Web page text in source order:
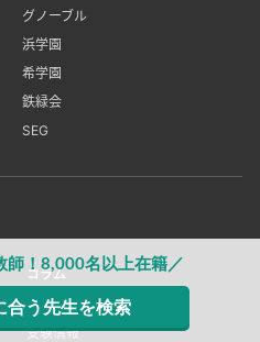
師！8,000名以上在籍／
合う先生を検索
グノーブル
浜学園
希学園
鉄緑会
SEG
コラム
家庭教師情報
受験情報